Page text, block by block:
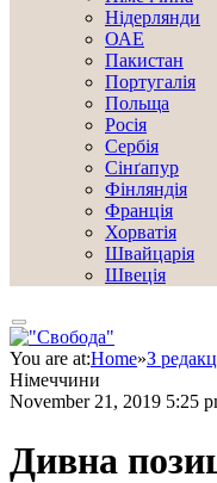
Нідерлянди
ОАЕ
Пакистан
Португалія
Польща
Росія
Сербія
Сінґапур
Фінляндія
Франція
Хорватія
Швайцарія
Швеція
You are at:Home»З
Німеччини
November 21, 2019 5:25
Дивна